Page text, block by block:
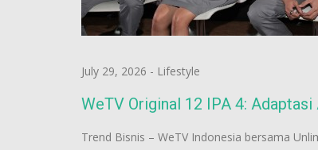
July 29, 2026 - Lifestyle
WeTV Original 12 IPA 4:
Trend Bisnis – WeTV Indonesia bersama